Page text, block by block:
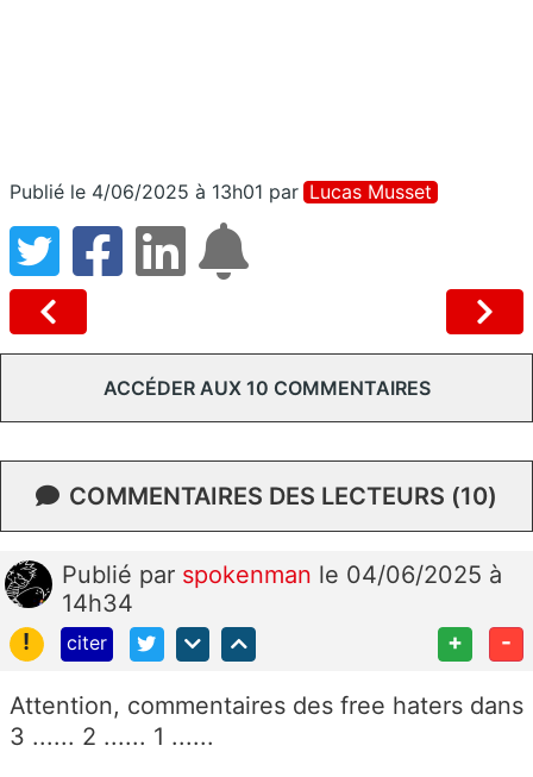
Publié le 4/06/2025 à 13h01 par Lucas Musset
ACCÉDER AUX 10 COMMENTAIRES
COMMENTAIRES DES LECTEURS (10)
Publié par spokenman le 04/06/2025 à
14h34
!
citer + -
Attention, commentaires des free haters dans
3 ...... 2 ...... 1 ......